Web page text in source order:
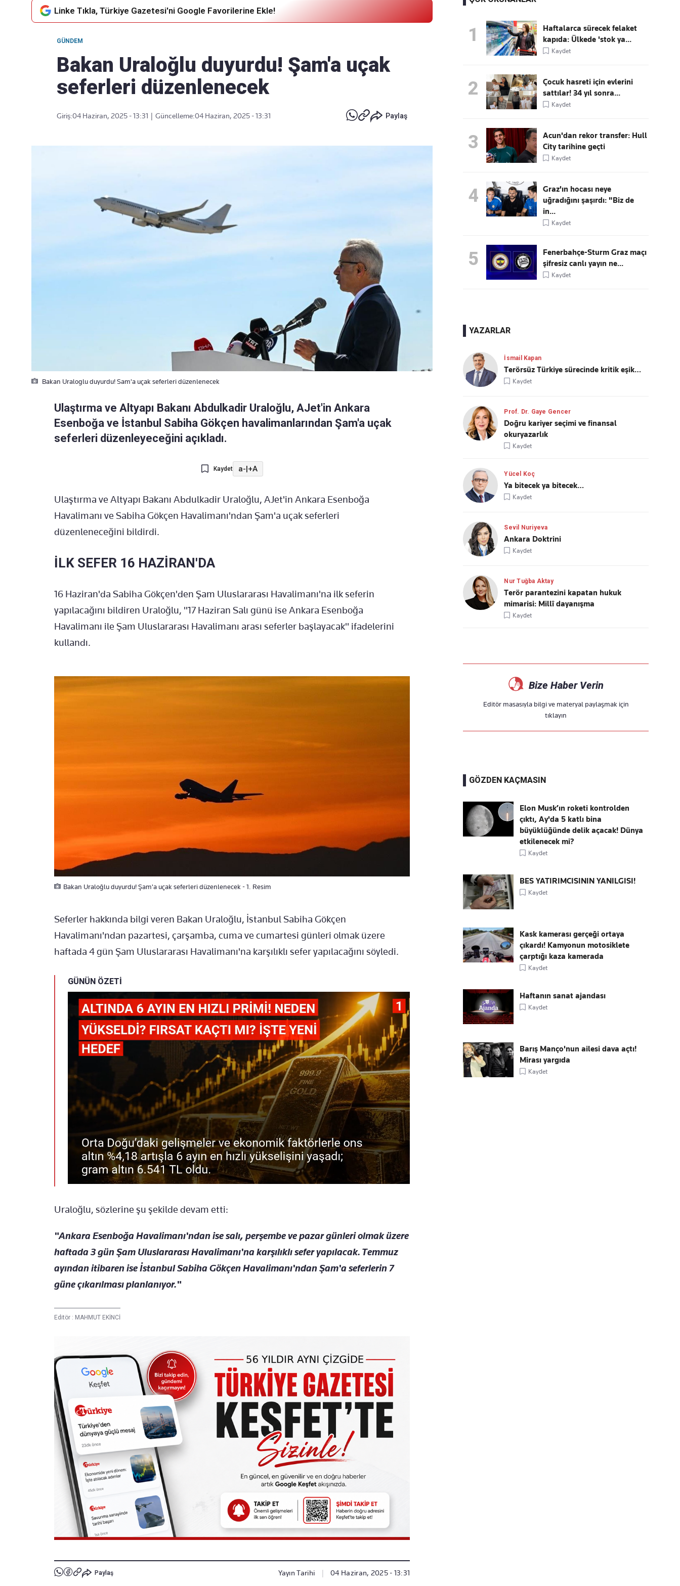
akışımıza ulaşın
göndermek için
tıklayın
Kaçırmayın
Ücretsiz üye olun, gündemi
Linke Tıkla, Türkiye Gazetesi'ni Google Favorilerine Ekle!
GÜNDEM
Bakan Uraloğlu duyurdu! Şam'a uçak
seferleri düzenlenecek
Giriş:04 Haziran, 2025 - 13:31 Güncelleme:04 Haziran, 2025 - 13:31 Paylaş
Bakan Uraloglu duyurdu! Sam'a uçak seferleri düzenlenecek
Ulaştırma ve Altyapı Bakanı Abdulkadir Uraloğlu, AJet'in Ankara
Esenboğa ve İstanbul Sabiha Gökçen havalimanlarından Şam'a uçak
seferleri düzenleyeceğini açıkladı.
Kaydet a-|+A
Ulaştırma ve Altyapı Bakanı Abdulkadir Uraloğlu, AJet'in Ankara Esenboğa
Havalimanı ve Sabiha Gökçen Havalimanı'ndan Şam'a uçak seferleri
düzenleneceğini bildirdi.
İLK SEFER 16 HAZİRAN'DA
16 Haziran'da Sabiha Gökçen'den Şam Uluslararası Havalimanı'na ilk seferin
yapılacağını bildiren Uraloğlu, "17 Haziran Salı günü ise Ankara Esenboğa
Havalimanı ile Şam Uluslararası Havalimanı arası seferler başlayacak" ifadelerini
kullandı.
Bakan Uraloğlu duyurdu! Şam'a uçak seferleri düzenlenecek - 1. Resim
Seferler hakkında bilgi veren Bakan Uraloğlu, İstanbul Sabiha Gökçen
Havalimanı'ndan pazartesi, çarşamba, cuma ve cumartesi günleri olmak üzere
haftada 4 gün Şam Uluslararası Havalimanı'na karşılıklı sefer yapılacağını söyledi.
GÜNÜN ÖZETİ
Uraloğlu, sözlerine şu şekilde devam etti:
"Ankara Esenboğa Havalimanı'ndan ise salı, perşembe ve pazar günleri olmak üzere
haftada 3 gün Şam Uluslararası Havalimanı'na karşılıklı sefer yapılacak. Temmuz
ayından itibaren ise İstanbul Sabiha Gökçen Havalimanı'ndan Şam'a seferlerin 7
güne çıkarılması planlanıyor."
Editör : MAHMUT EKİNCİ
Paylaş Yayın Tarihi 04 Haziran, 2025 - 13:31
1
Haftalarca sürecek felaket
kapıda: Ülkede 'stok ya...
Kaydet
2
Çocuk hasreti için evlerini
sattılar! 34 yıl sonra...
Kaydet
3
Acun'dan rekor transfer: Hull
City tarihine geçti
Kaydet
4
Graz'ın hocası neye
uğradığını şaşırdı: "Biz de
in...
Kaydet
5
Fenerbahçe-Sturm Graz maçı
şifresiz canlı yayın ne...
Kaydet
YAZARLAR
İsmail Kapan
Terörsüz Türkiye sürecinde kritik eşik…
Kaydet
Prof. Dr. Gaye Gencer
Doğru kariyer seçimi ve finansal
okuryazarlık
Kaydet
Yücel Koç
Ya bitecek ya bitecek…
Kaydet
Sevil Nuriyeva
Ankara Doktrini
Kaydet
Nur Tuğba Aktay
Terör parantezini kapatan hukuk
mimarisi: Millî dayanışma
Kaydet
Bize Haber Verin
Editör masasıyla bilgi ve materyal paylaşmak için
tıklayın
GÖZDEN KAÇMASIN
Elon Musk’ın roketi kontrolden
çıktı, Ay'da 5 katlı bina
büyüklüğünde delik açacak! Dünya
etkilenecek mi?
Kaydet
BES YATIRIMCISININ YANILGISI!
Kaydet
Kask kamerası gerçeği ortaya
çıkardı! Kamyonun motosiklete
çarptığı kaza kamerada
Kaydet
Haftanın sanat ajandası
Kaydet
Barış Manço'nun ailesi dava açtı!
Mirası yargıda
Kaydet